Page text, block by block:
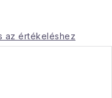
az értékeléshez